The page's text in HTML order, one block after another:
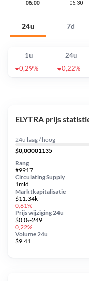
24u 7d
1u 24u
0,29%
0,22%
ELYTRA prijs
24u laag / hoog
$0,00001135
Circulating Supply
1mld
Prijs wijziging 24u
$0,0₇-249
0,22%
Marktkapitalisatie
$11.34k
0,61%
Volume 24u
$9.41
Rang
#9917